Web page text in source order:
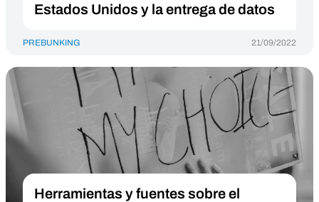
Estados Unidos y la entrega de datos
PREBUNKING 21/09/2022
Herramientas y fuentes sobre el